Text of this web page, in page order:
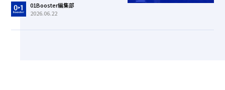
01Booster編集部
2026.06.22